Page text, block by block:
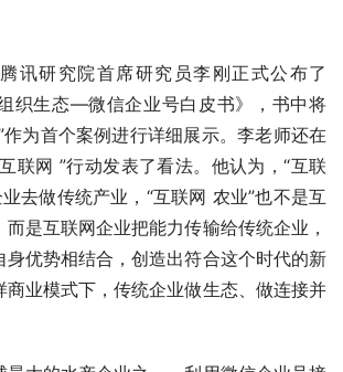
研究院首席研究员李刚正式公布了
组织生态—微信企业号白皮书》，书中将
作为首个案例进行详细展示。李老师还在
联网 ”行动发表了看法。他认为，“互联
去做传统产业，“互联网 农业”也不是互
是互联网企业把能力传输给传统企业，
身优势相结合，创造出符合这个时代的新
商业模式下，传统企业做生态、做连接并